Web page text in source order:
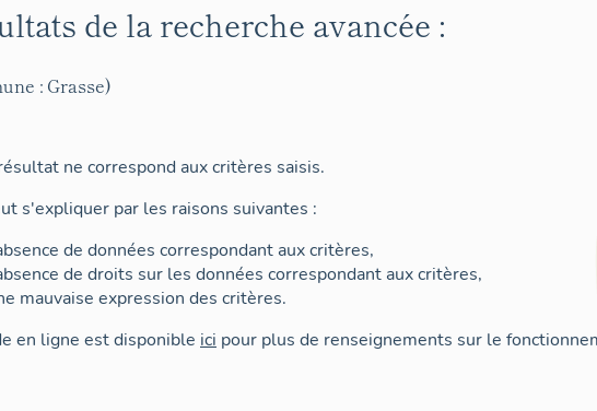
de la recherche avancée :
: Grasse)
ne correspond aux critères saisis.
s'expliquer par les raisons suivantes :
de données correspondant aux critères,
de droits sur les données correspondant aux critères,
mauvaise expression des critères.
en ligne est disponible ici pour plus de renseignements sur le